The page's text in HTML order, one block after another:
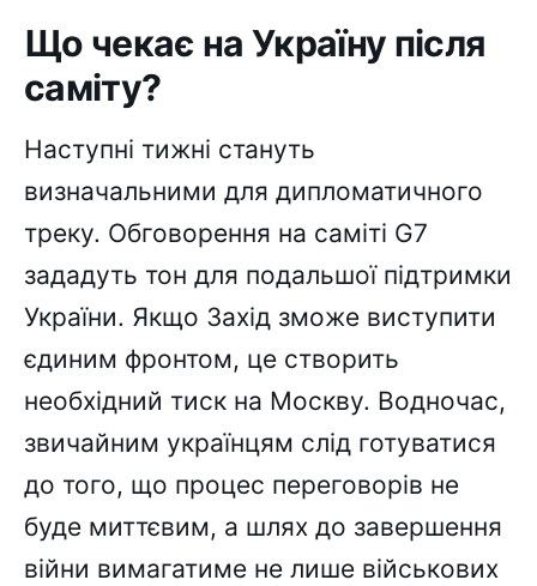
Що чекає на Україну після
саміту?
Наступні тижні стануть
визначальними для дипломатичного
треку. Обговорення на саміті G7
зададуть тон для подальшої підтримки
України. Якщо Захід зможе виступити
єдиним фронтом, це створить
необхідний тиск на Москву. Водночас,
звичайним українцям слід готуватися
до того, що процес переговорів не
буде миттєвим, а шлях до завершення
війни вимагатиме не лише військових